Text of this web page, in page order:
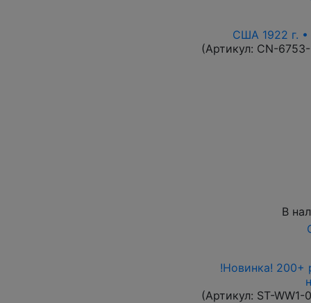
США 1922 г. •
(Артикул: CN-
В
!Новинка! 200+
(Артикул: ST-